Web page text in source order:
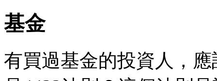
基金
有買過基金的投資人，